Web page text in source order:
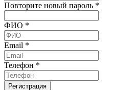
Повторите новый пароль *
ФИО *
Email *
Телефон *